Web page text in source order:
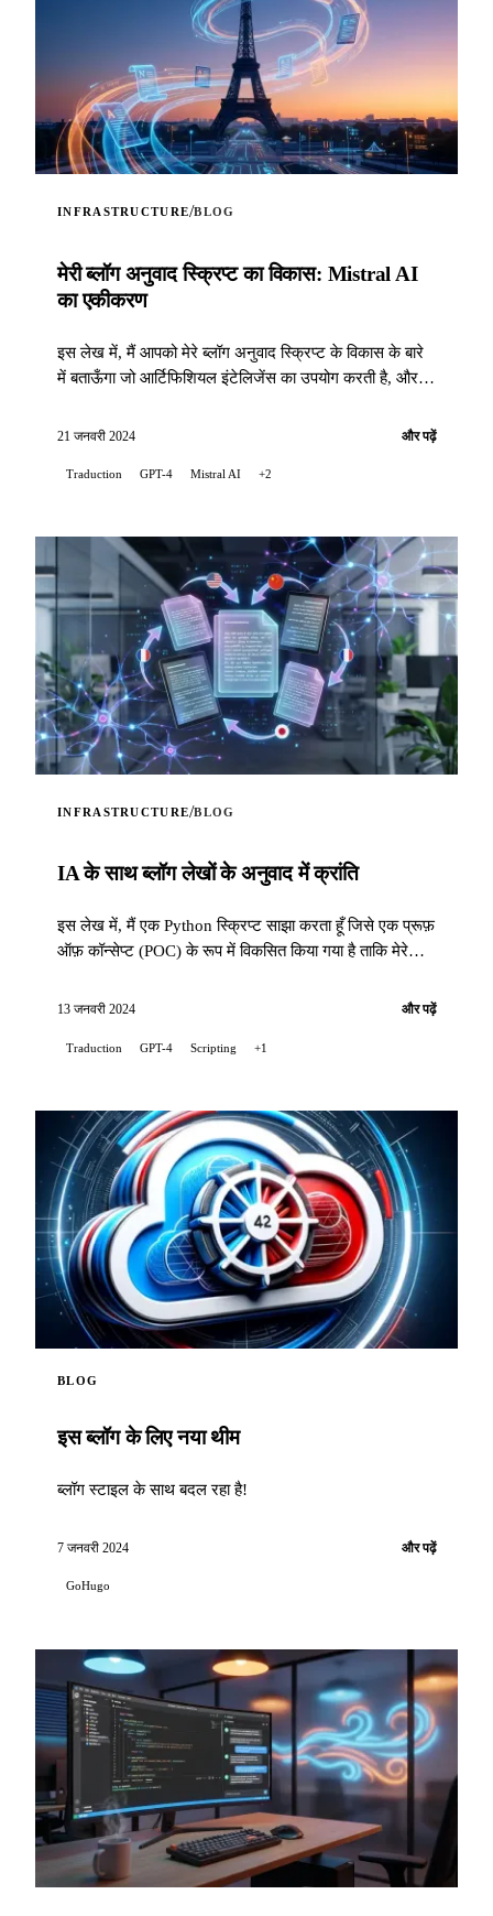
INFRASTRUCTURE/BLOG
मेरी ब्लॉग अनुवाद स्क्रिप्ट का विकास: Mistral AI
का एकीकरण
इस लेख में, मैं आपको मेरे ब्लॉग अनुवाद स्क्रिप्ट के विकास के बारे
में बताऊँगा जो आर्टिफिशियल इंटेलिजेंस का उपयोग करती है, और
21 जनवरी 2024 और पढ़ें
Traduction GPT-4 Mistral AI +2
INFRASTRUCTURE/BLOG
IA के साथ ब्लॉग लेखों के अनुवाद में क्रांति
इस लेख में, मैं एक Python स्क्रिप्ट साझा करता हूँ जिसे एक प्रूफ़
ऑफ़ कॉन्सेप्ट (POC) के रूप में विकसित किया गया है ताकि मेरे
उपयोग करके स्वचालित किया जा सके...
13 जनवरी 2024 और पढ़ें
Traduction GPT-4 Scripting +1
BLOG
इस ब्लॉग के लिए नया थीम
ब्लॉग स्टाइल के साथ बदल रहा है!
7 जनवरी 2024 और पढ़ें
GoHugo